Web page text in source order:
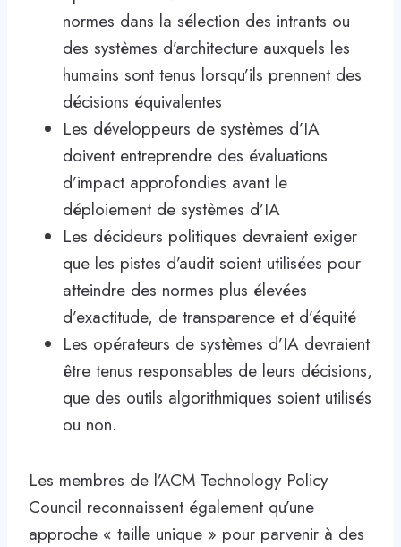
normes dans la sélection des intrants ou
des systèmes d’architecture auxquels les
humains sont tenus lorsqu’ils prennent des
décisions équivalentes
Les développeurs de systèmes d’IA
doivent entreprendre des évaluations
d’impact approfondies avant le
déploiement de systèmes d’IA
Les décideurs politiques devraient exiger
que les pistes d’audit soient utilisées pour
atteindre des normes plus élevées
d’exactitude, de transparence et d’équité
Les opérateurs de systèmes d’IA devraient
être tenus responsables de leurs décisions,
que des outils algorithmiques soient utilisés
ou non.
Les membres de l’ACM Technology Policy
Council reconnaissent également qu’une
approche « taille unique » pour parvenir à des